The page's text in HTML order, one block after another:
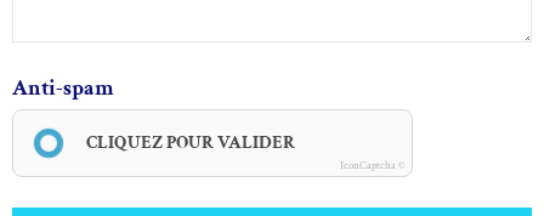
Anti-spam
CLIQUEZ POUR VALIDER
IconCaptcha ©